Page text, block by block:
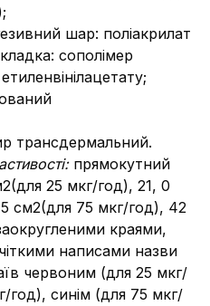
шар: поліакрилат
сополімер
трансдермальний.
прямокутний
25 мкг/год), 21, 0
см2(для 75 мкг/год), 42
краями,
написами назви
червоним (для 25 мкг/
год), синім (для 75 мкг/